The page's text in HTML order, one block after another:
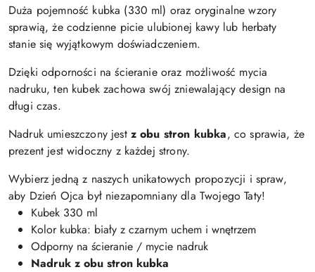
Duża pojemność kubka (330 ml) oraz oryginalne wzory
sprawią, że codzienne picie ulubionej kawy lub herbaty
stanie się wyjątkowym doświadczeniem.
Dzięki odporności na ścieranie oraz możliwość mycia
nadruku, ten kubek zachowa swój zniewalający design na
długi czas.
Nadruk umieszczony jest z obu stron kubka, co sprawia, że
prezent jest widoczny z każdej strony.
Wybierz jedną z naszych unikatowych propozycji i spraw,
aby Dzień Ojca był niezapomniany dla Twojego Taty!
Kubek 330 ml
Kolor kubka: biały z czarnym uchem i wnętrzem
Odporny na ścieranie / mycie nadruk
Nadruk z obu stron kubka